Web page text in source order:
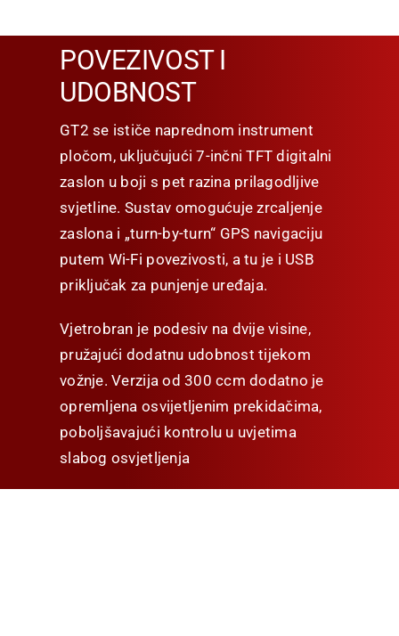
POVEZIVOST I
UDOBNOST
GT2 se ističe naprednom instrument
pločom, uključujući 7-inčni TFT digitalni
zaslon u boji s pet razina prilagodljive
svjetline. Sustav omogućuje zrcaljenje
zaslona i „turn-by-turn“ GPS navigaciju
putem Wi-Fi povezivosti, a tu je i USB
priključak za punjenje uređaja.
Vjetrobran je podesiv na dvije visine,
pružajući dodatnu udobnost tijekom
vožnje. Verzija od 300 ccm dodatno je
opremljena osvijetljenim prekidačima,
poboljšavajući kontrolu u uvjetima
slabog osvjetljenja